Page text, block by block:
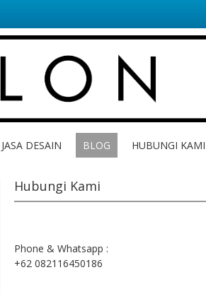
JASA DESAIN BLOG HUBUNGI KAMI
Hubungi Kami
Phone & Whatsapp :
+62 082116450186